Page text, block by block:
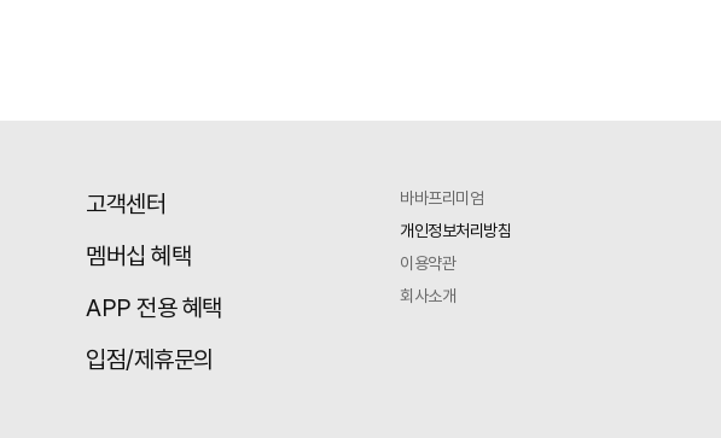
고객센터
멤버십 혜택
APP 전용 혜택
입점/제휴문의
바바프리미엄
개인정보처리방침
이용약관
회사소개